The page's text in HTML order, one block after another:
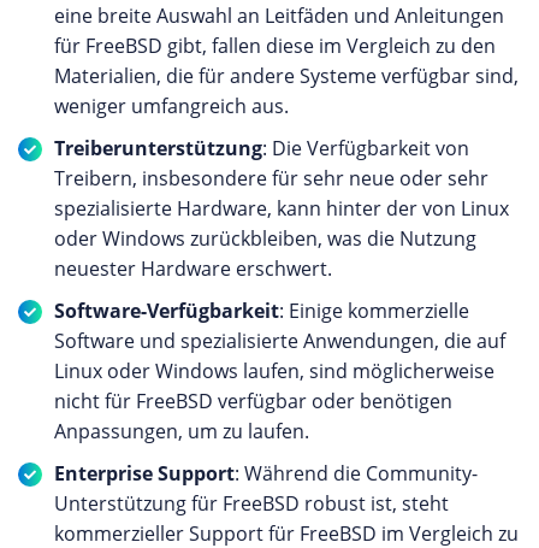
eine breite Auswahl an Leitfäden und Anleitungen
für FreeBSD gibt, fallen diese im Vergleich zu den
Materialien, die für andere Systeme verfügbar sind,
weniger umfangreich aus.
Treiberunterstützung: Die Verfügbarkeit von
Treibern, insbesondere für sehr neue oder sehr
spezialisierte Hardware, kann hinter der von Linux
oder Windows zurückbleiben, was die Nutzung
neuester Hardware erschwert.
Software-Verfügbarkeit: Einige kommerzielle
Software und spezialisierte Anwendungen, die auf
Linux oder Windows laufen, sind möglicherweise
nicht für FreeBSD verfügbar oder benötigen
Anpassungen, um zu laufen.
Enterprise Support: Während die Community-
Unterstützung für FreeBSD robust ist, steht
kommerzieller Support für FreeBSD im Vergleich zu